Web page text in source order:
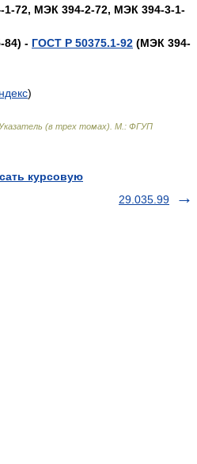
72, МЭК 394-2-72, МЭК 394-3-1-
84) - ГОСТ Р 50375.1-92 (МЭК 394-
)
(в трех томах). М.: ФГУП
курсовую
29.035.99